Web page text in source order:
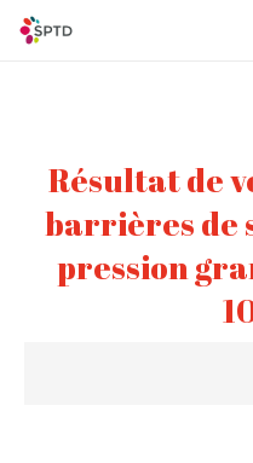
Résultat de
barrières de
pression